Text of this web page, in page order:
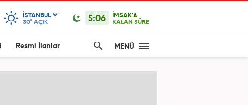
ISTANBUL
30° AÇIK 5:06
İMSAK'A
KALAN SÜRE
Resmi İlanlar MENÜ